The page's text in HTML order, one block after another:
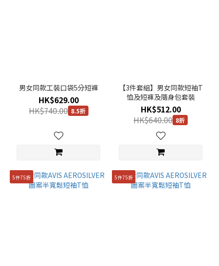
男女同款工裝口袋5分短褲
HK$629.00
HK$740.00 8.5折
【3件套組】男女同款短袖T
恤及短褲及隨身包套裝
HK$512.00
HK$640.00 8折
5件75折 5件75折